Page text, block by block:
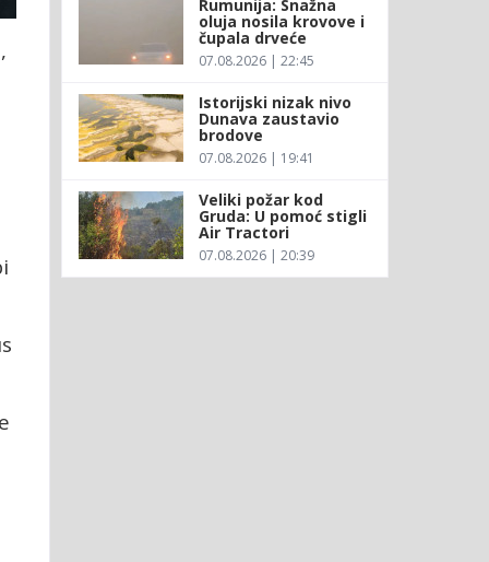
Rumunija: Snažna
oluja nosila krovove i
čupala drveće
07.08.2026 | 22:45
Istorijski nizak nivo
Dunava zaustavio
brodove
07.08.2026 | 19:41
Veliki požar kod
Gruda: U pomoć stigli
Air Tractori
07.08.2026 | 20:39